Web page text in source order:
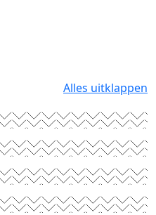
Alles uitklappen